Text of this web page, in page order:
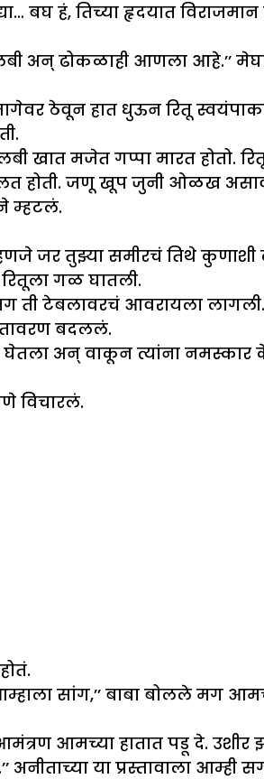
बघ हं, तिच्या हृदयात
अन् ढोकळाही आणला आहे.’’
हात धुऊन रितू
खात मजेत गप्पा मारत होतो.
होती. जणू खूप जुनी ओळख
म्हटलं.
जर तुझ्या समीरचं तिथे
गळ घातली.
ती टेबलावरचं आवरायला लागली.
बदललं.
अन् वाकून त्यांना
विचारलं.
सांग,’’ बाबा बोलले मग
आमच्या हातात पडू दे. उशीर
या प्रस्तावाला आम्ही